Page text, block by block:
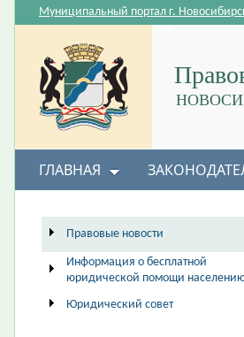
Муниципальный портал г.
ГЛАВНАЯ
Правовые новости
Информация о бесплатной
юридической помощи
Юридический совет